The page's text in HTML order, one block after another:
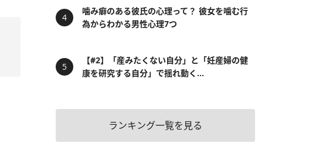
噛み癖のある彼氏の心理って？ 彼女を噛む行
為からわかる男性心理7つ
【#2】「産みたくない自分」と「妊産婦の健
康を研究する自分」で揺れ動く...
ランキング一覧を見る